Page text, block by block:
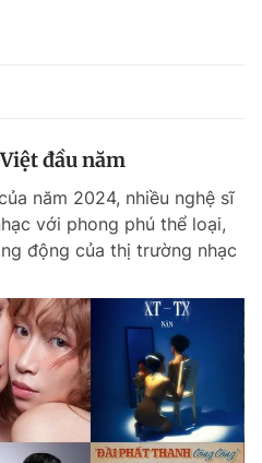
đầu năm
năm 2024, nhiều nghệ sĩ
với phong phú thể loại,
động của thị trường nhạc